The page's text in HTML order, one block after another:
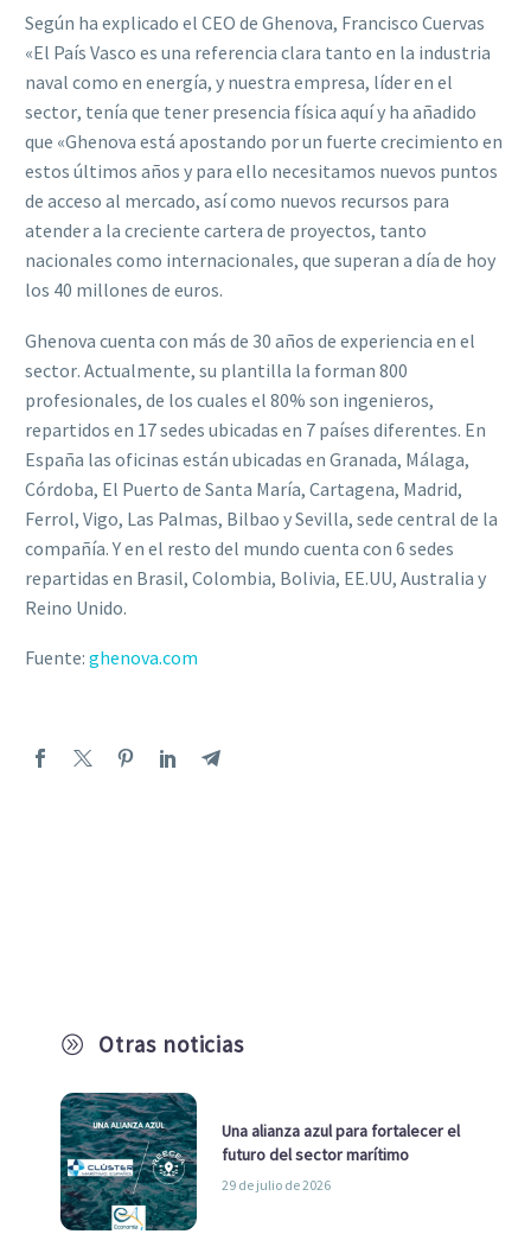
A Otras noticias
Una alianza azul para fortalecer el
futuro del sector marítimo
29 de julio de 2026
Según ha explicado el CEO de Ghenova, Francisco Cuervas
«El País Vasco es una referencia clara tanto en la industria
naval como en energía, y nuestra empresa, líder en el
sector, tenía que tener presencia física aquíy ha añadido
que «Ghenova está apostando porun fuerte crecimiento en
estos últimos años y para ello necesitamos nuevos puntos
de acceso al mercado, asícomo nuevos recursos para
atender a la creciente cartera de proyectos, tanto
nacionales como internacionales, que superan a día de hoy
los 40 millones de euros.
Ghenova cuenta con más de 30 años de experiencia en el
sector. Actualmente, su plantilla la forman 800
profesionales, de los cuales el 80% son ingenieros,
repartidos en 17sedes ubicadas en 7 países diferentes. En
España las oficinas están ubicadas en Granada, Málaga,
Córdoba, El Puerto de Santa María, Cartagena, Madrid,
Ferrol, Vigo, Las Palmas, Bilbao y Sevilla, sede central de la
compañía. Y en el resto del mundo cuenta con 6 sedes
repartidas en Brasil, Colombia, Bolivia, EE.UU, Australia y
Reino Unido.
Fuente: ghenova.com